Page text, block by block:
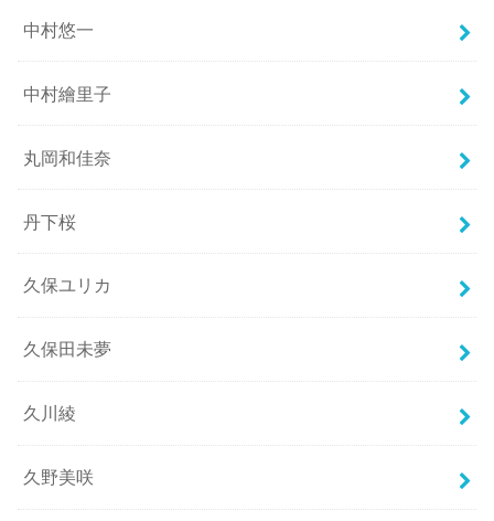
中村悠一
中村繪里子
丸岡和佳奈
丹下桜
久保ユリカ
久保田未夢
久川綾
久野美咲